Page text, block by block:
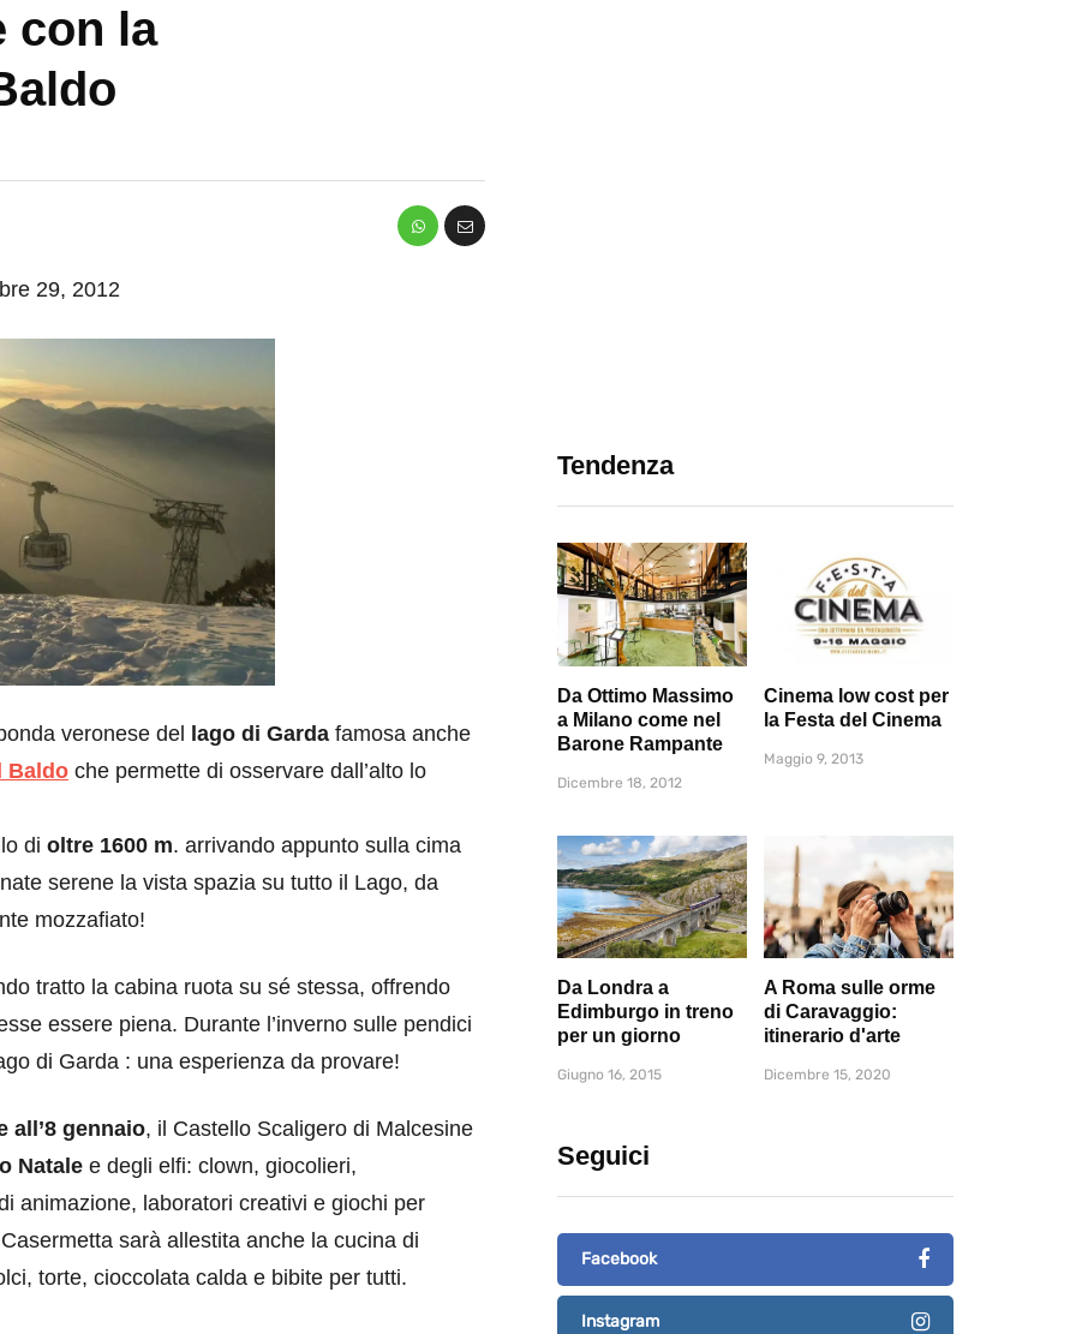
con la
29, 2012
veronese del lago di Garda famosa anche
Baldo che permette di osservare dall’alto lo
di oltre 1600 m. arrivando appunto sulla cima
serene la vista spazia su tutto il Lago, da
mozzafiato!
tratto la cabina ruota su sé stessa, offrendo
essere piena. Durante l’inverno sulle pendici
di Garda : una esperienza da provare!
all’8 gennaio, il Castello Scaligero di Malcesine
Natale e degli elfi: clown, giocolieri,
animazione, laboratori creativi e giochi per
sarà allestita anche la cucina di
torte, cioccolata calda e bibite per tutti.
Tendenza
Da Ottimo Massimo
a Milano come nel
Barone Rampante
Dicembre 18, 2012
Cinema low cost per
la Festa del Cinema
Maggio 9, 2013
Da Londra a
Edimburgo in treno
per un giorno
Giugno 16, 2015
A Roma sulle orme
di Caravaggio:
itinerario d'arte
Dicembre 15, 2020
Seguici
Facebook
Instagram